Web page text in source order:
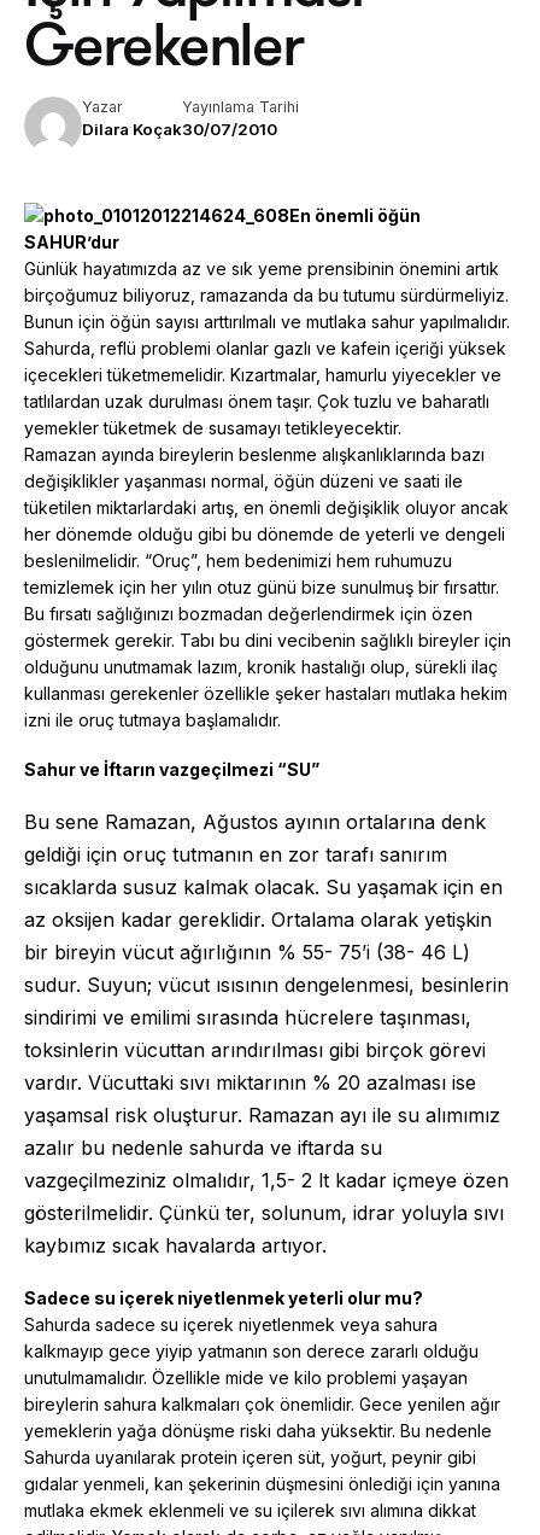
Gerekenler
Yazar
Dilara Koçak
Yayınlama Tarihi
30/07/2010
En önemli öğün
SAHUR’dur
Günlük hayatımızda az ve sık yeme prensibinin önemini artık
birçoğumuz biliyoruz, ramazanda da bu tutumu sürdürmeliyiz.
Bunun için öğün sayısı arttırılmalı ve mutlaka sahur yapılmalıdır.
Sahurda, reflü problemi olanlar gazlı ve kafein içeriği yüksek
içecekleri tüketmemelidir. Kızartmalar, hamurlu yiyecekler ve
tatlılardan uzak durulması önem taşır. Çok tuzlu ve baharatlı
yemekler tüketmek de susamayı tetikleyecektir.
Ramazan ayında bireylerin beslenme alışkanlıklarında bazı
değişiklikler yaşanması normal, öğün düzeni ve saati ile
tüketilen miktarlardaki artış, en önemli değişiklik oluyor ancak
her dönemde olduğu gibi bu dönemde de yeterli ve dengeli
beslenilmelidir. “Oruç”, hem bedenimizi hem ruhumuzu
temizlemek için her yılın otuz günü bize sunulmuş bir fırsattır.
Bu fırsatı sağlığınızı bozmadan değerlendirmek için özen
göstermek gerekir. Tabı bu dini vecibenin sağlıklı bireyler için
olduğunu unutmamak lazım, kronik hastalığı olup, sürekli ilaç
kullanması gerekenler özellikle şeker hastaları mutlaka hekim
izni ile oruç tutmaya başlamalıdır.
Sahur ve İftarın vazgeçilmezi “SU”
Bu sene Ramazan, Ağustos ayının ortalarına denk
geldiği için oruç tutmanın en zor tarafı sanırım
sıcaklarda susuz kalmak olacak. Su yaşamak için en
az oksijen kadar gereklidir. Ortalama olarak yetişkin
bir bireyin vücut ağırlığının % 55- 75’i (38- 46 L)
sudur. Suyun; vücut ısısının dengelenmesi, besinlerin
sindirimi ve emilimi sırasında hücrelere taşınması,
toksinlerin vücuttan arındırılması gibi birçok görevi
vardır. Vücuttaki sıvı miktarının % 20 azalması ise
yaşamsal risk oluşturur. Ramazan ayı ile su alımımız
azalır bu nedenle sahurda ve iftarda su
vazgeçilmeziniz olmalıdır, 1,5- 2 lt kadar içmeye özen
gösterilmelidir. Çünkü ter, solunum, idrar yoluyla sıvı
kaybımız sıcak havalarda artıyor.
Sadece su içerek niyetlenmek yeterli olur mu?
Sahurda sadece su içerek niyetlenmek veya sahura
kalkmayıp gece yiyip yatmanın son derece zararlı olduğu
unutulmamalıdır. Özellikle mide ve kilo problemi yaşayan
bireylerin sahura kalkmaları çok önemlidir. Gece yenilen ağır
yemeklerin yağa dönüşme riski daha yüksektir. Bu nedenle
Sahurda uyanılarak protein içeren süt, yoğurt, peynir gibi
gıdalar yenmeli, kan şekerinin düşmesini önlediği için yanına
mutlaka ekmek eklenmeli ve su içilerek sıvı alımına dikkat